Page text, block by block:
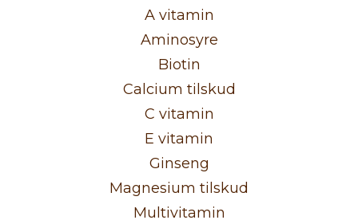
A vitamin
Aminosyre
Biotin
Calcium tilskud
C vitamin
E vitamin
Ginseng
Magnesium tilskud
Multivitamin